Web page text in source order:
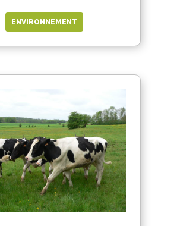
ENVIRONNEMENT